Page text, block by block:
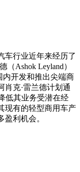
车行业近年来经历了
Ashok Leyland）
内开发和推出尖端商
肖克·雷兰德计划通
低其业务受潜在经
现有的轻型商用车产
利机会。